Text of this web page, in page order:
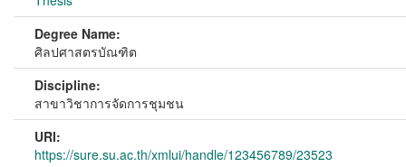
Degree Name:
ศิลปศาสตรบัณฑิต
Discipline:
สาขาวิชาการจัดการชุมชน
URI:
https://sure.su.ac.th/xmlui/handle/123456789/23523